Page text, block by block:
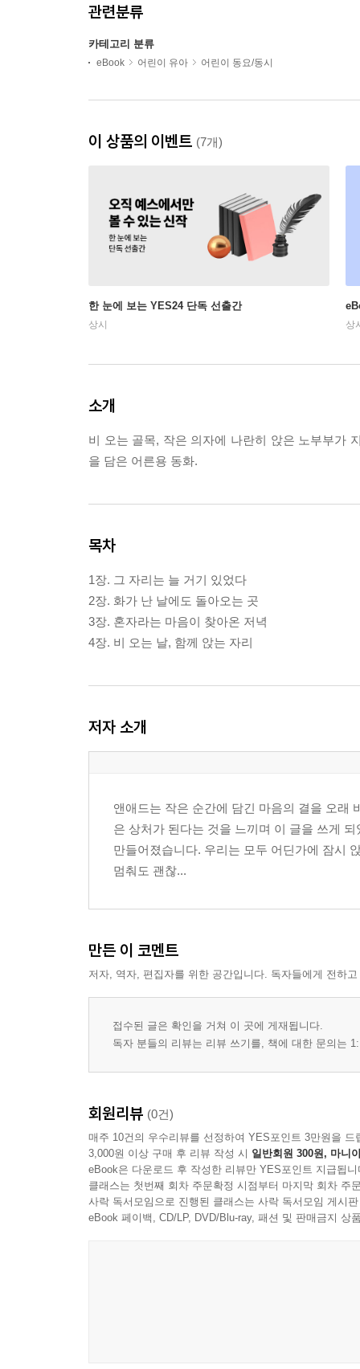
관련분류
카테고리 분류
eBook 어린이 유아 어린이 동요/동시
이 상품의 이벤트 (7개)
한 눈에 보는 YES24 단독 선출간
상시 상
소개
비 오는 골목, 작은 의자에 나란히 앉은 노부부가
을 담은 어른용 동화.
목차
1장. 그 자리는 늘 거기 있었다
2장. 화가 난 날에도 돌아오는 곳
3장. 혼자라는 마음이 찾아온 저녁
4장. 비 오는 날, 함께 앉는 자리
저자 소개
앤애드는 작은 순간에 담긴 마음의 결을 오래
은 상처가 된다는 것을 느끼며 이 글을 쓰게
만들어졌습니다. 우리는 모두 어딘가에 잠시
멈춰도 괜찮...
만든 이 코멘트
저자, 역자, 편집자를 위한 공간입니다. 독자들에게 전하
접수된 글은 확인을 거쳐 이 곳에 게재됩니다.
독자 분들의 리뷰는 리뷰 쓰기를, 책에 대한 문의는
회원리뷰 (0건)
매주 10건의 우수리뷰를 선정하여 YES포인트 3만원을 드
3,000원 이상 구매 후 리뷰 작성 시 일반회원 300원, 마니
eBook은 다운로드 후 작성한 리뷰만 YES포인트 지급됩니
클래스는 첫번째 회차 주문확정 시점부터 마지막 회차 주
사락 독서모임으로 진행된 클래스는 사락 독서모임 게시
eBook 페이백, CD/LP, DVD/Blu-ray, 패션 및 판매금지 상